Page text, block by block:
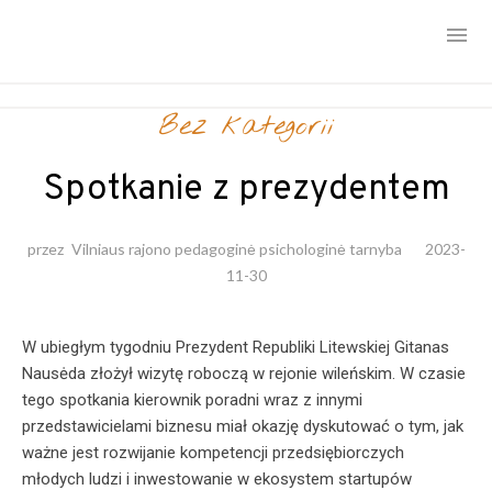
Bez kategorii
Spotkanie z prezydentem
przez Vilniaus rajono pedagoginė psichologinė tarnyba
2023-
11-30
W ubiegłym tygodniu Prezydent Republiki Litewskiej Gitanas
Nausėda złożył wizytę roboczą w rejonie wileńskim. W czasie
tego spotkania kierownik poradni wraz z innymi
przedstawicielami biznesu miał okazję dyskutować o tym, jak
ważne jest rozwijanie kompetencji przedsiębiorczych
młodych ludzi i inwestowanie w ekosystem startupów